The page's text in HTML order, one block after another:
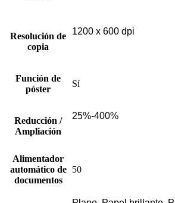
Resolución de
copia
1200 x 600 dpi
Función de
póster
Sí
Reducción /
Ampliación
25%-400%
Alimentador
automático de
documentos
50